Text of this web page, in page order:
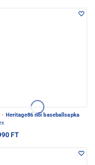
· Heritage86 női baseballsapka
FT